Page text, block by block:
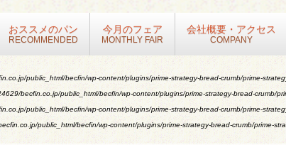
おススメのパン
RECOMMENDED
今月のフェア
MONTHLY FAIR
会社概要・アクセス
COMPANY
public_html/becfin/wp-content/plugins/prime-strategy-bread-crumb/prime-
becfin.co.jp/public_html/becfin/wp-content/plugins/prime-strategy-bread-crumb/
public_html/becfin/wp-content/plugins/prime-strategy-bread-crumb/prime-
public_html/becfin/wp-content/plugins/prime-strategy-bread-crumb/prime-